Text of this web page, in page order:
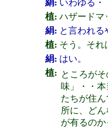
絹: いわゆる・
植: ハザードマ
絹: と言われる
植: そう。それ
絹: はい。
植: ところが
味」・・
たちが住
所に、ど
が有るのか